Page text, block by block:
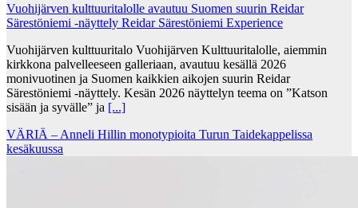
Vuohijärven kulttuuritalolle avautuu Suomen suurin Reidar
Särestöniemi -näyttely Reidar Särestöniemi Experience
Vuohijärven kulttuuritalo Vuohijärven Kulttuuritalolle, aiemmin
kirkkona palvelleeseen galleriaan, avautuu kesällä 2026
monivuotinen ja Suomen kaikkien aikojen suurin Reidar
Särestöniemi -näyttely. Kesän 2026 näyttelyn teema on ”Katson
sisään ja syvälle” ja [...]
VÄRIÄ – Anneli Hillin monotypioita Turun Taidekappelissa
kesäkuussa